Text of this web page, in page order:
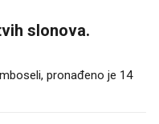
slonova.
pronađeno je 14